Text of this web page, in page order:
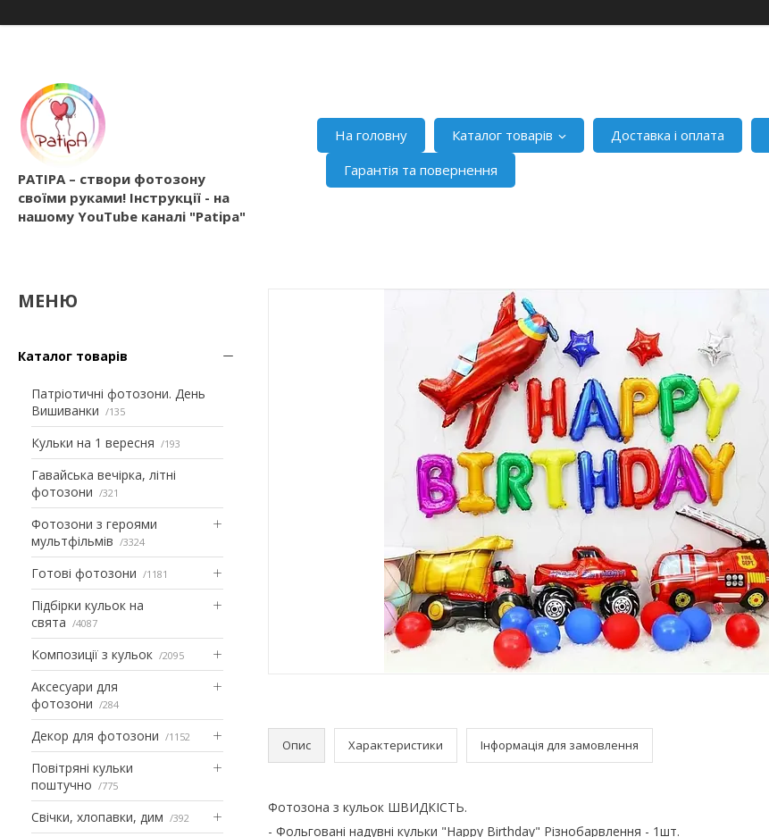
PATIPA – створи фотозону
своїми руками! Інструкції - на
нашому YouTube каналі "Patipa"
На головну Каталог товарів Доставка і оплата
Гарантія та повернення
Каталог товарів
Патріотичні фотозони. День
Вишиванки
135
Кульки на 1 вересня 193
Гавайська вечірка, літні
фотозони
321
Фотозони з героями
мультфільмів
3324
Готові фотозони 1181
Підбірки кульок на
свята
4087
Композиції з кульок 2095
Аксесуари для
фотозони
284
Декор для фотозони 1152
Повітряні кульки
поштучно
775
Свічки, хлопавки, дим 392
Опис Характеристики Інформація для замовлення
Фотозона з кульок ШВИДКІСТЬ.
- Фольговані надувні кульки "Happy Birthday" Різнобарвлення - 1шт.